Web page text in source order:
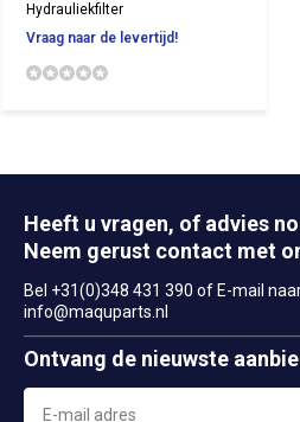
Hydrauliekfilter
Vraag naar de levertijd!
Heeft u vragen, of advies
Neem gerust contact met
Bel +31(0)348 431 390 of E-mail
info@maquparts.nl
Ontvang de nieuwste